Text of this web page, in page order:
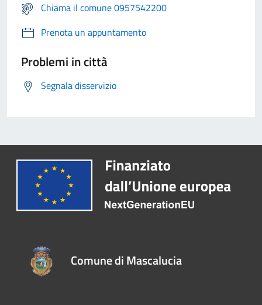
Chiama il comune 0957542200
Prenota un appuntamento
Problemi in città
Segnala disservizio
Comune di Mascalucia